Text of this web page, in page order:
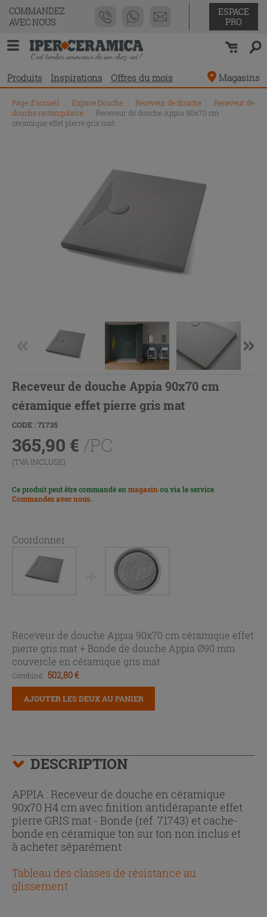
COMMANDEZ
AVEC NOUS
ESPACE
PRO
Produits Inspirations Offres du mois Magasins
Page d'accueil Espace Douche Receveur de douche
Receveur de
douche rectangulaire
Receveur de douche Appia 90x70 cm
céramique effet pierre gris mat
Receveur de douche Appia 90x70 cm
céramique effet pierre gris mat
CODE : 71735
365,90 € /PC
(TVA INCLUSE)
Ce produit peut être commandé en magasin ou via le service
Commandez avec nous.
Coordonner
Receveur de douche Appia 90x70 cm céramique effet
pierre gris mat + Bonde de douche Appia Ø90 mm
couvercle en céramique gris mat
Combiné: 502,80 €
AJOUTER LES DEUX AU PANIER
DESCRIPTION
APPIA : Receveur de douche en céramique
90x70 H4 cm avec finition antidérapante effet
pierre GRIS mat - Bonde (réf. 71743) et cache-
bonde en céramique ton sur ton non inclus et
à acheter séparément
Tableau des classes de résistance au
glissement